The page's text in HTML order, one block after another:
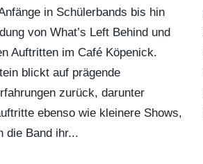
in Schülerbands bis hin
von What’s Left Behind und
Auftritten im Café Köpenick.
blickt auf prägende
zurück, darunter
ebenso wie kleinere Shows,
die Band ihr...